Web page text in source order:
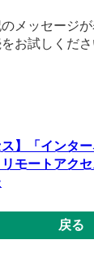
メッセージ
お試しくださ
ス】「インタ
モートアク
戻る